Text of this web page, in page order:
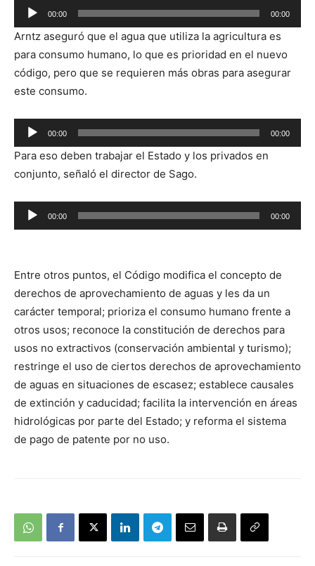
Reproductor
de
audio
00:00 00:00
Arntz aseguró que el agua que utiliza la agricultura es
para consumo humano, lo que es prioridad en el nuevo
código, pero que se requieren más obras para asegurar
este consumo.
Reproductor
de
audio
00:00 00:00
Para eso deben trabajar el Estado y los privados en
conjunto, señaló el director de Sago.
Reproductor
de
00:00 00:00
Entre otros puntos, el Código modifica el concepto de
derechos de aprovechamiento de aguas y les da un
carácter temporal; prioriza el consumo humano frente a
otros usos; reconoce la constitución de derechos para
usos no extractivos (conservación ambiental y turismo);
restringe el uso de ciertos derechos de aprovechamiento
de aguas en situaciones de escasez; establece causales
de extinción y caducidad; facilita la intervención en áreas
hidrológicas por parte del Estado; y reforma el sistema
de pago de patente por no uso.